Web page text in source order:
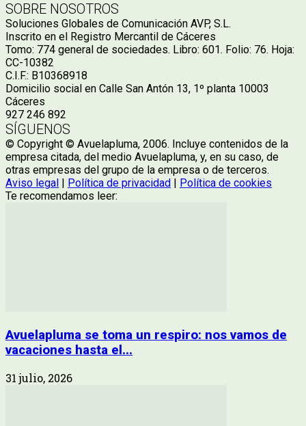
SOBRE NOSOTROS
Soluciones Globales de Comunicación AVP, S.L.
Inscrito en el Registro Mercantil de Cáceres
Tomo: 774 general de sociedades. Libro: 601. Folio: 76. Hoja:
CC-10382
C.I.F.: B10368918
Domicilio social en Calle San Antón 13, 1º planta 10003
Cáceres
927 246 892
SÍGUENOS
© Copyright © Avuelapluma, 2006. Incluye contenidos de la
empresa citada, del medio Avuelapluma, y, en su caso, de
otras empresas del grupo de la empresa o de terceros.
Aviso legal
Política de privacidad
Política de cookies
Te recomendamos leer:
Avuelapluma se toma un respiro: nos vamos de
vacaciones hasta el...
31 julio, 2026